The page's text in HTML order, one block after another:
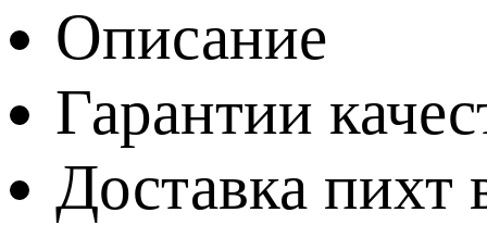
Описание
Гарантии
Доставка пихт